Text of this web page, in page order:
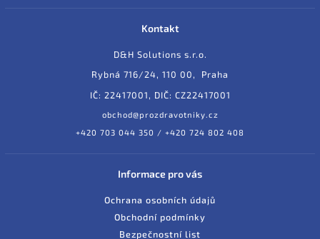
Kontakt
D&H Solutions s.r.o.
Rybná 716/24, 110 00, Praha
IČ: 22417001, DIČ: CZ22417001
obchod@prozdravotniky.cz
+420 703 044 350 / +420 724 802 408
Informace pro vás
Ochrana osobních údajů
Obchodní podmínky
Bezpečnostní list